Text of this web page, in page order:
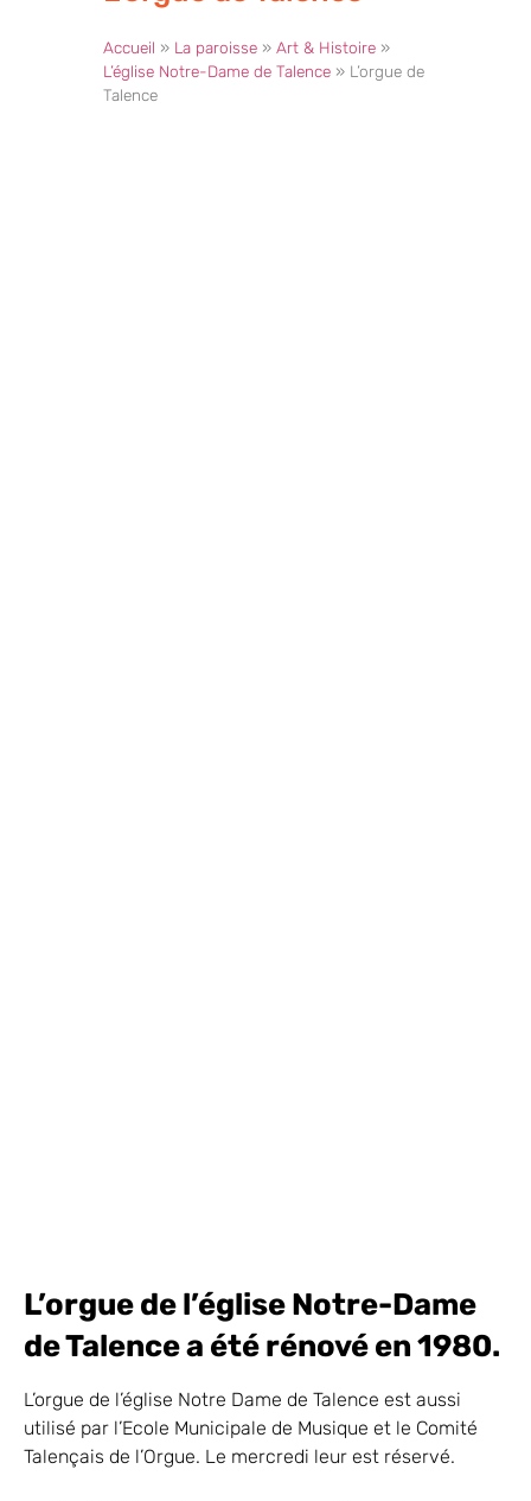
Accueil » La paroisse »Art & Histoire »
L’église Notre-Dame de Talence » L’orgue de
Talence
L’orgue de l’église Notre-Dame
de Talence a été rénové en 1980.
L’orgue de l’église Notre Dame de Talence est aussi
utilisé par l’Ecole Municipale de Musique et le Comité
Talençais de l’Orgue. Le mercredi leur est réservé.